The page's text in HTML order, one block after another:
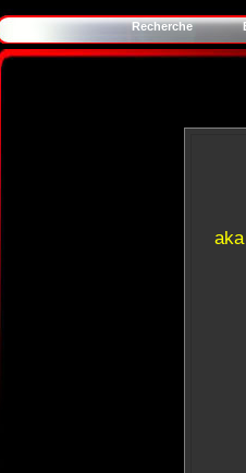
Recherche